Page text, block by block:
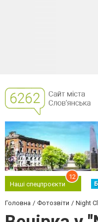
Наші спецпроєкти
12
Б
Головна Фотозвіти Night